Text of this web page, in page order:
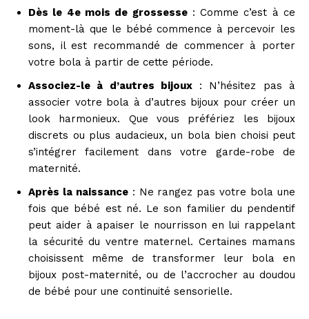
Dès le 4e mois de grossesse: Comme c’est à ce
moment-là que le bébé commence à percevoir les
sons, il est recommandé de commencer à porter
votre bola à partir de cette période.
Associez-le à d’autres bijoux: N’hésitez pas à
associer votre bola à d’autres bijoux pour créer un
look harmonieux. Que vous préfériez les bijoux
discrets ou plus audacieux, un bola bien choisi peut
s’intégrer facilement dans votre garde-robe de
maternité.
Après la naissance: Ne rangez pas votre bola une
fois que bébé est né. Le son familier du pendentif
peut aider à apaiser le nourrisson en lui rappelant
la sécurité du ventre maternel. Certaines mamans
choisissent même de transformer leur bola en
bijoux post-maternité, ou de l’accrocher au doudou
de bébé pour une continuité sensorielle.